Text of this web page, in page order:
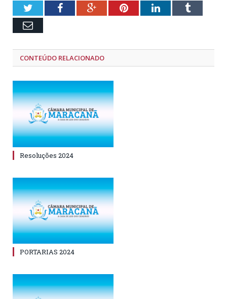
TwitterFacebookGoogle+PinterestLinkedInTumblr
Email
CONTEÚDO RELACIONADO
Resoluções 2024
PORTARIAS 2024